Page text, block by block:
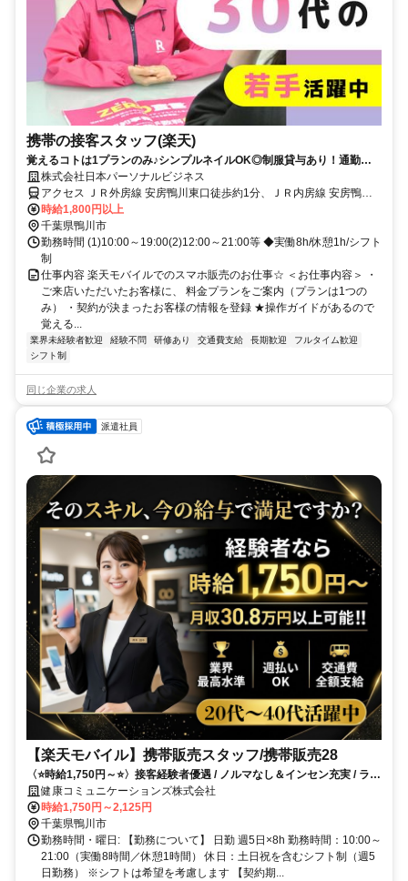
携帯の接客スタッフ(楽天)
覚えるコトは1プランのみ♪シンプルネイルOK◎制服貸与あり！通勤ス
タイルは自由！
株式会社日本パーソナルビジネス
アクセス ＪＲ外房線 安房鴨川東口徒歩約1分、ＪＲ内房線 安房鴨川
東口徒歩約1分、ＪＲ内房線 太海徒歩約43分
時給1,800円以上
千葉県鴨川市
勤務時間 (1)10:00～19:00(2)12:00～21:00等 ◆実働8h/休憩1h/シフト
制
仕事内容 楽天モバイルでのスマホ販売のお仕事☆ ＜お仕事内容＞ ・
ご来店いただいたお客様に、 料金プランをご案内（プランは1つの
み） ・契約が決まったお客様の情報を登録 ★操作ガイドがあるので
覚える...
業界未経験者歓迎 経験不問 研修あり 交通費支給 長期歓迎
フルタイム歓迎
シフト制
同じ企業の求人
派遣社員
【楽天モバイル】携帯販売スタッフ/携帯販売28
〈⭐時給1,750円～⭐〉接客経験者優遇 / ノルマなし＆インセン充実 / ライ
ザップの福利厚生あり / WEB面談OK / オープニング募集
健康コミュニケーションズ株式会社
時給1,750円～2,125円
千葉県鴨川市
勤務時間・曜日: 【勤務について】 日勤 週5日×8h 勤務時間：10:00～
21:00（実働8時間／休憩1時間） 休日：土日祝を含むシフト制（週5
日勤務） ※シフトは希望を考慮します 【契約期...